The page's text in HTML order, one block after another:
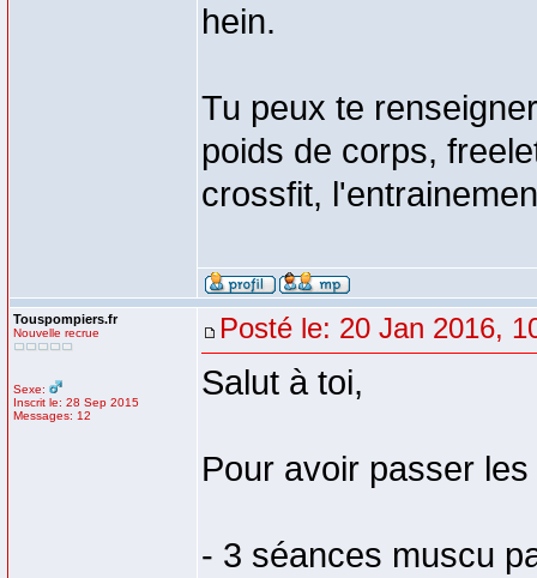
hein.
Tu peux te
poids de corps,
crossfit,
Touspompiers.fr
Nouvelle recrue
Sexe:
Inscrit le: 28 Sep 2015
Messages: 12
Posté le: 20 Jan 2016,
Salut à toi,
Pour avoir passer
- 3 séances muscu